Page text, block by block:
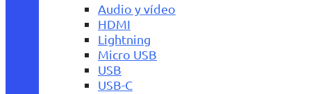
Audio y vídeo
HDMI
Lightning
Micro USB
USB
USB-C